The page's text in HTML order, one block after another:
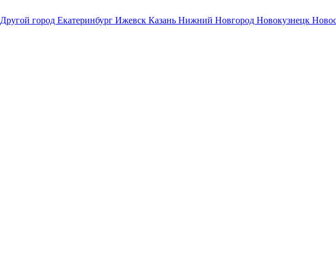
Другой город Екатеринбург Ижевск Казань Нижний Новгород Новокузнецк